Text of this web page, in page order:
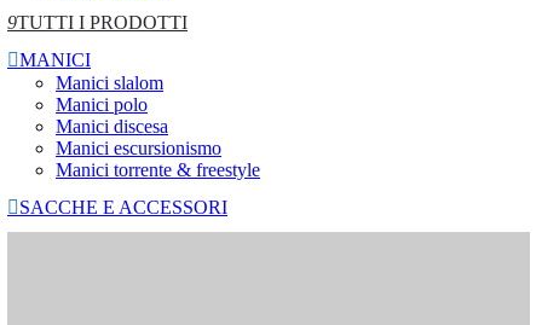
9TUTTI I PRODOTTI
MANICI
Manici slalom
Manici polo
Manici discesa
Manici escursionismo
Manici torrente & freestyle
SACCHE E ACCESSORI